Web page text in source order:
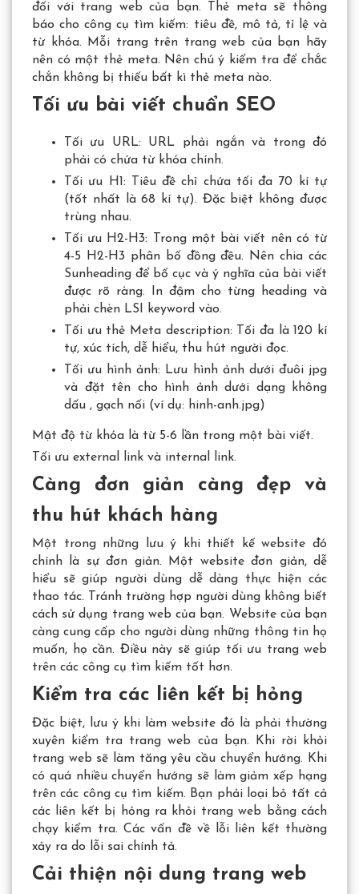
đối với trang web của bạn. Thẻ meta sẽ thông
báo cho công cụ tìm kiếm: tiêu đề, mô tả, tỉ lệ và
từ khóa. Mỗi trang trên trang web của bạn hãy
nên có một thẻ meta. Nên chú ý kiểm tra để chắc
chắn không bị thiếu bất kì thẻ meta nào.
Tối ưu bài viết chuẩn SEO
Tối ưu URL: URL phải ngắn và trong đó
phải có chứa từ khóa chính.
Tối ưu H1: Tiêu đề chỉ chứa tối đa 70 kí tự
(tốt nhất là 68 kí tự). Đặc biệt không được
trùng nhau.
Tối ưu H2-H3: Trong một bài viết nên có từ
4-5 H2-H3 phân bố đồng đều. Nên chia các
Sunheading để bố cục và ý nghĩa của bài viết
được rõ ràng. In đậm cho từng heading và
phải chèn LSI keyword vào.
Tối ưu thẻ Meta description: Tối đa là 120 kí
tự, xúc tích, dễ hiểu, thu hút người đọc.
Tối ưu hình ảnh: Lưu hình ảnh dưới đuôi jpg
và đặt tên cho hình ảnh dưới dạng không
dấu , gạch nối (ví dụ: hinh-anh.jpg)
Mật độ từ khóa là từ 5-6 lần trong một bài viết.
Tối ưu external link và internal link.
Càng đơn giản càng đẹp và
thu hút khách hàng
Một trong những lưu ý khi thiết kế website đó
chính là sự đơn giản. Một website đơn giản, dễ
hiểu sẽ giúp người dùng dễ dàng thực hiện các
thao tác. Tránh trường hợp người dùng không biết
cách sử dụng trang web của bạn. Website của bạn
càng cung cấp cho người dùng những thông tin họ
muốn, họ cần. Điều này sẽ giúp tối ưu trang web
trên các công cụ tìm kiếm tốt hơn.
Kiểm tra các liên kết bị hỏng
Đặc biệt, lưu ý khi làm website đó là phải thường
xuyên kiểm tra trang web của bạn. Khi rời khỏi
trang web sẽ làm tăng yêu cầu chuyển hướng. Khi
có quá nhiều chuyển hướng sẽ làm giảm xếp hạng
trên các công cụ tìm kiếm. Bạn phải loại bỏ tất cả
các liên kết bị hỏng ra khỏi trang web bằng cách
chạy kiểm tra. Các vấn đề về lỗi liên kết thường
xảy ra do lỗi sai chính tả.
Cải thiện nội dung trang web